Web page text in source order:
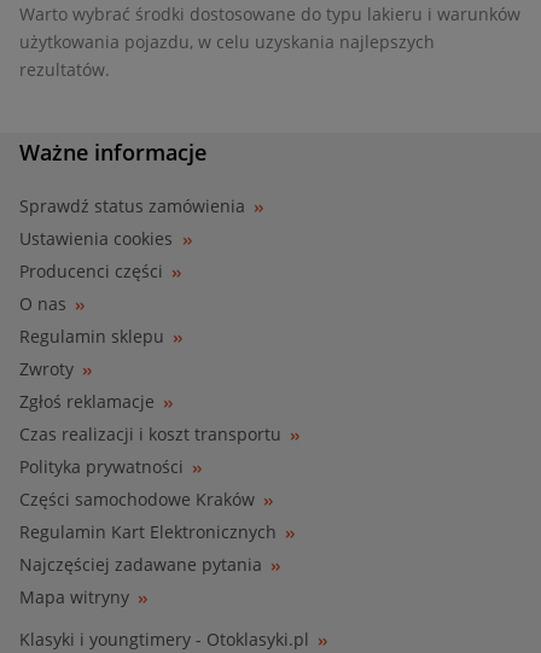
Warto wybrać środki dostosowane do typu lakieru i warunków
użytkowania pojazdu, w celu uzyskania najlepszych
rezultatów.
Ważne informacje
Sprawdź status zamówienia
Ustawienia cookies
Producenci części
O nas
Regulamin sklepu
Zwroty
Zgłoś reklamacje
Czas realizacji i koszt transportu
Polityka prywatności
Części samochodowe Kraków
Regulamin Kart Elektronicznych
Najczęściej zadawane pytania
Mapa witryny
Klasyki i youngtimery - Otoklasyki.pl